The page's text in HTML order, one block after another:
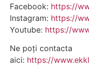
Facebook: https://
Instagram: https://
Youtube: https://
Ne poți contacta
aici: https://